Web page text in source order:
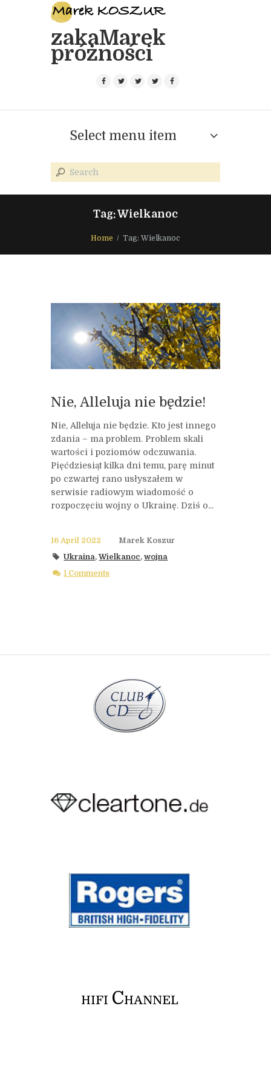
zakaMarek
próżności
Select menu item
Tag: Wielkanoc
Home Tag: Wielkanoc
Nie, Alleluja nie będzie!
Nie, Alleluja nie będzie. Kto jest innego
zdania – ma problem. Problem skali
wartości i poziomów odczuwania.
Pięćdziesiąt kilka dni temu, parę minut
po czwartej rano usłyszałem w
serwisie radiowym wiadomość o
rozpoczęciu wojny o Ukrainę. Dziś o...
16 April 2022
Marek Koszur
Ukraina,Wielkanoc,wojna
1 Comments
HIFI CHANNEL